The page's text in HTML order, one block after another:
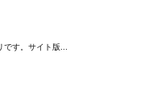
です。サイト版...